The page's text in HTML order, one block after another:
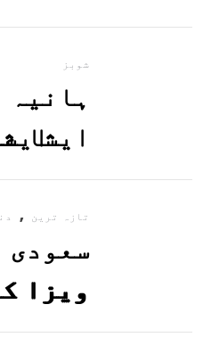
معلوم
شوبز
ہانیہ
ایشا
گئیں
تازہ ترین ,
سعودی
ویزا